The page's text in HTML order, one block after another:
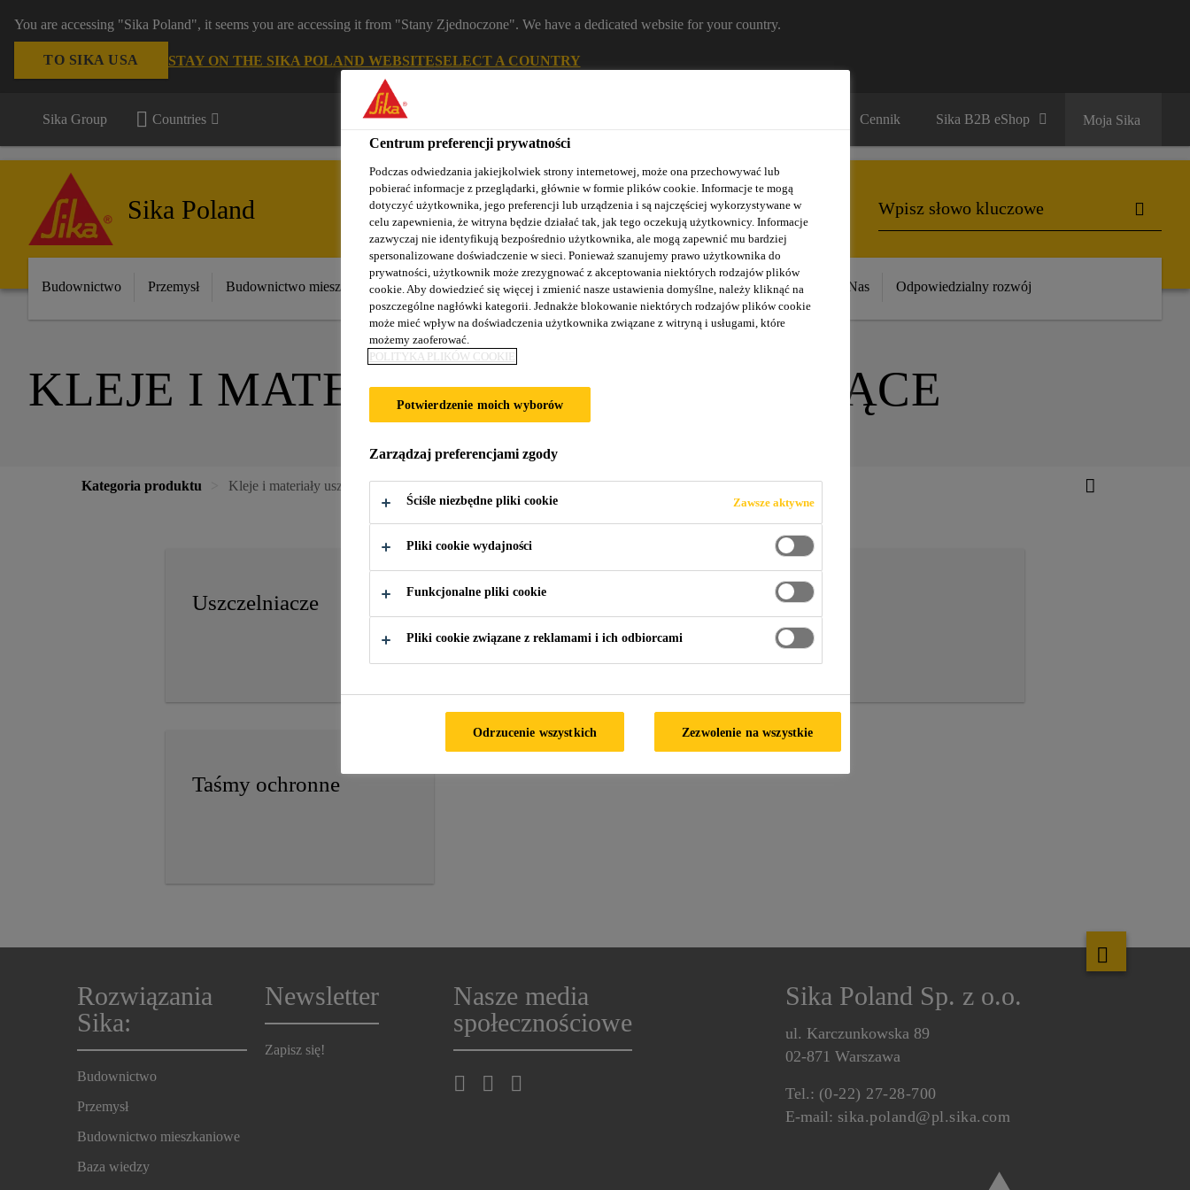
You are accessing "Sika Poland", it seems you are accessing it from "Stany Zjednoczone". We have a dedicated website for your country.
TO SIKA USA STAY ON THE SIKA POLAND WEBSITESELECT A COUNTRY
Sika Group Countries Cennik Sika B2B eShop Moja Sika
Sika Poland
Budownictwo Przemysł Budownictwo mieszkaniowe Nasze realizacje Baza wiedzy / Dokumentacja Szkolenia Sika O Nas Odpowiedzialny rozwój
KLEJE I MATERIAŁY USZCZELNIAJĄCE
Kategoria produktu Kleje i materiały uszczelniające
Uszczelniacze Pianki Kleje
Taśmy ochronne
Rozwiązania
Sika:
Budownictwo
Przemysł
Budownictwo mieszkaniowe
Baza wiedzy
Newsletter
Zapisz się!
Nasze media
społecznościowe
Sika Poland Sp. z o.o.
ul. Karczunkowska 89
02-871 Warszawa
Tel.: (0-22) 27-28-700
E-mail: sika.poland@pl.sika.com
Centrum preferencji prywatności
Podczas odwiedzania jakiejkolwiek strony internetowej, może ona przechowywać lub
pobierać informacje z przeglądarki, głównie w formie plików cookie. Informacje te mogą
dotyczyć użytkownika, jego preferencji lub urządzenia i są najczęściej wykorzystywane w
celu zapewnienia, że witryna będzie działać tak, jak tego oczekują użytkownicy. Informacje
zazwyczaj nie identyfikują bezpośrednio użytkownika, ale mogą zapewnić mu bardziej
spersonalizowane doświadczenie w sieci. Ponieważ szanujemy prawo użytkownika do
prywatności, użytkownik może zrezygnować z akceptowania niektórych rodzajów plików
cookie. Aby dowiedzieć się więcej i zmienić nasze ustawienia domyślne, należy kliknąć na
poszczególne nagłówki kategorii. Jednakże blokowanie niektórych rodzajów plików cookie
może mieć wpływ na doświadczenia użytkownika związane z witryną i usługami, które
możemy zaoferować.
POLITYKA PLIKÓW COOKIE
Potwierdzenie moich wyborów
Zarządzaj preferencjami zgody
Ściśle niezbędne pliki cookie Zawsze aktywne
Pliki cookie wydajności
Funkcjonalne pliki cookie
Pliki cookie związane z reklamami i ich odbiorcami
Odrzucenie wszystkich Zezwolenie na wszystkie